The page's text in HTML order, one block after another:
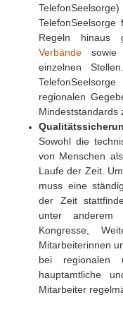
TelefonSeelsorge
Regeln hinaus
Verbände sowie
einzelnen
regionalen
Mindeststandards
Sowohl die
von Menschen
Laufe der Zeit.
muss eine
der Zeit
unter anderem
Kongresse,
Mitarbeiterinnen
bei regionalen
hauptamtliche
Mitarbeiter